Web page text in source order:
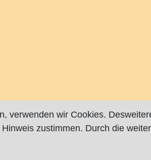
verwenden wir Cookies.
zustimmen. Durch die